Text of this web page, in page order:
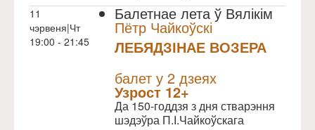
11
чэрвеня|Чт
19:00 - 21:45
Балетнае лета ў Вялікім
Пётр Чайкоўскі
ЛЕБЯДЗІНАЕ ВОЗЕРА
балет у 2 дзеях
Узрoст 12+
Да 150-годдзя з дня стварэння
шэдэўра П.І.Чайкоўскага